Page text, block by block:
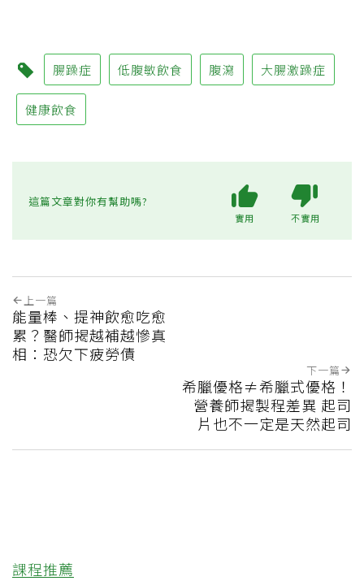
腸躁症 低腹敏飲食 腹瀉 大腸激躁症
健康飲食
這篇文章對你有幫助嗎?
實用 不實用
上一篇
能量棒、提神飲愈吃愈
累？醫師揭越補越慘真
相：恐欠下疲勞債
下一篇
希臘優格≠希臘式優格！
營養師揭製程差異 起司
片也不一定是天然起司
課程推薦